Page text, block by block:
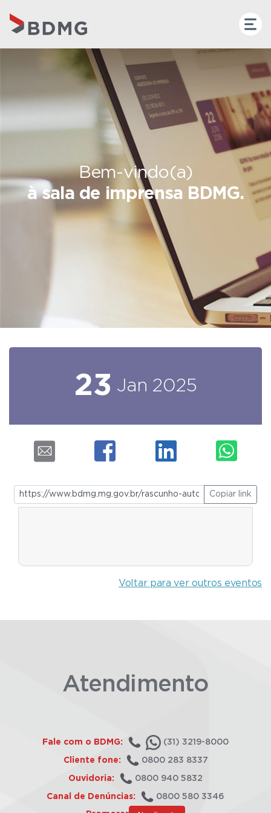
Bem-vindo(a)
à sala de imprensa BDMG.
23 Jan 2025
Copiar link
Voltar para ver outros eventos
Atendimento
Fale com o BDMG: (31) 3219-8000
Cliente fone: 0800 283 8337
Ouvidoria: 0800 940 5832
Canal de Denúncias: 0800 580 3346